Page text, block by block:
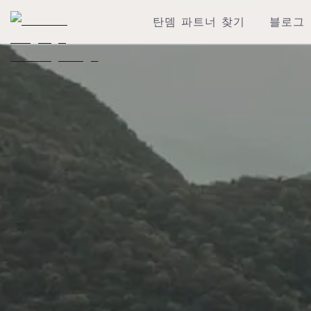
탄뎀 파트너 찾기 블로그